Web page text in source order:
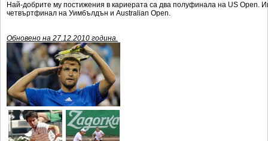
Най-добрите му постижения в кариерата са два полуфинала на US Open.
четвъртфинал на Уимбълдън и Australian Open.
Обновено на 27.12.2010 година.